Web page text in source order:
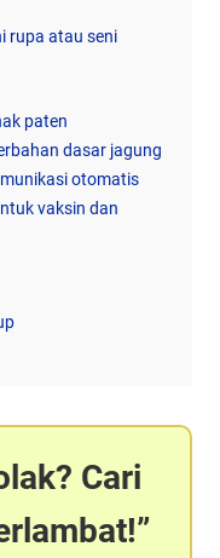
rupa atau seni
paten
dasar jagung
otomatis
vaksin dan
Cari